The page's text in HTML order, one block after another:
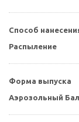
Способ
Распыление
Форма выпуска
Аэрозольный